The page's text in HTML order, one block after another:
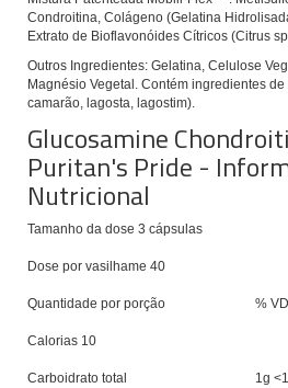
Condroitina, Colágeno (Gelatina
Extrato de Bioflavonóides Cítricos (Citrus
Outros Ingredientes: Gelatina, Celulose
Magnésio Vegetal. Contém ingredientes
camarão, lagosta, lagostim).
Glucosamine
Puritan's Pride -
Nutricional
Tamanho da dose 3 cápsulas
Dose por vasilhame 40
Quantidade por porção % VD
Calorias 10
Carboidrato total 1g